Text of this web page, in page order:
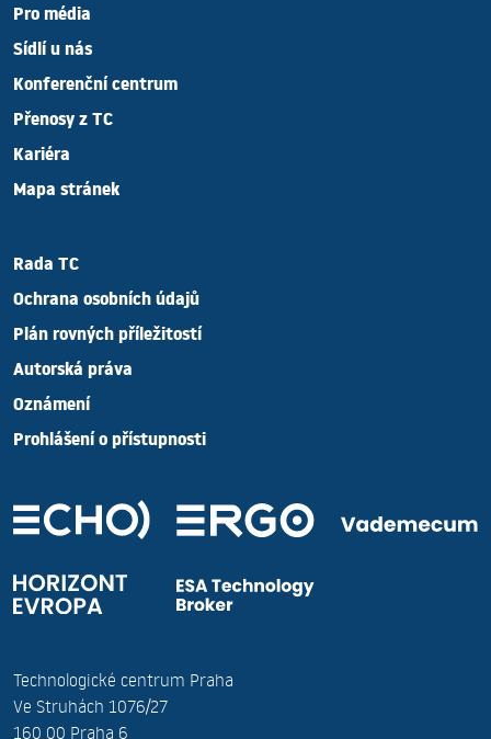
Pro média
Sídlí u nás
Konferenční centrum
Přenosy z TC
Kariéra
Mapa stránek
Rada TC
Ochrana osobních údajů
Plán rovných příležitostí
Autorská práva
Oznámení
Prohlášení o přístupnosti
Technologické centrum Praha
Ve Struhách 1076/27
160 00 Praha 6